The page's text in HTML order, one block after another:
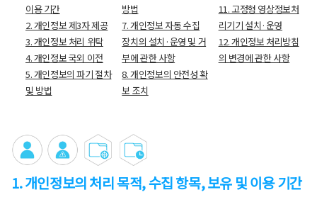
이용 기간
2. 개인정보 제3자 제공
3. 개인정보 처리 위탁
4. 개인정보 국외 이전
5. 개인정보의 파기 절차
및 방법
방법
7. 개인정보 자동 수집
장치의 설치·운영 및 거
부에 관한 사항
8. 개인정보의 안전성 확
보 조치
11. 고정형 영상정보처
리기기 설치·운영
12. 개인정보 처리방침
의 변경에 관한 사항
1. 개인정보의 처리 목적, 수집 항목, 보유 및 이용 기간